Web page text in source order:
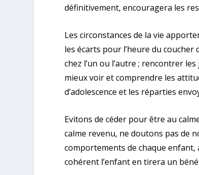
définitivement, encouragera les
Les circonstances de la vie
les écarts pour l’heure du
chez l’un ou l’autre ; rencontrer
mieux voir et comprendre les
d’adolescence et les réparties
Evitons de céder pour être au
calme revenu, ne doutons pas de
comportements de chaque
cohérent l’enfant en tirera un